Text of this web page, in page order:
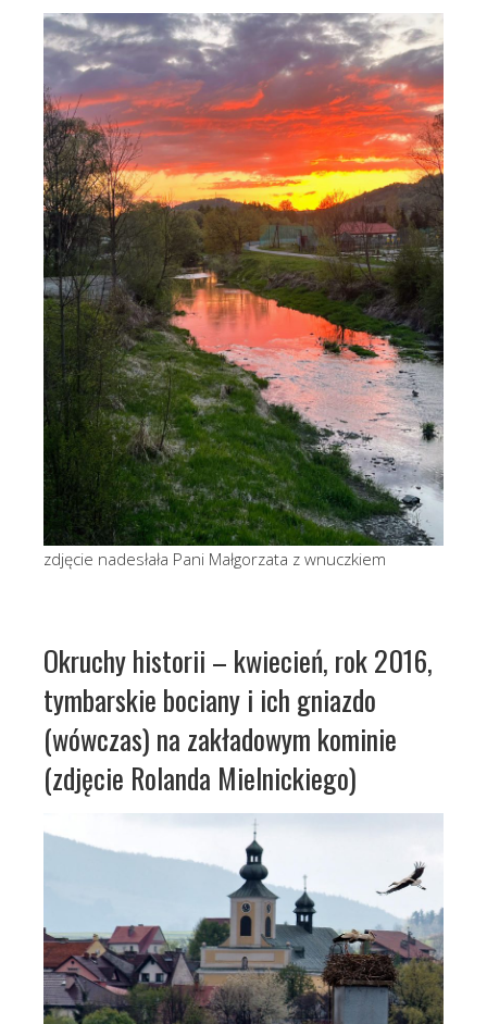
zdjęcie nadesłała Pani Małgorzata z wnuczkiem
Okruchy historii – kwiecień, rok 2016,
tymbarskie bociany i ich gniazdo
(wówczas) na zakładowym kominie
(zdjęcie Rolanda Mielnickiego)